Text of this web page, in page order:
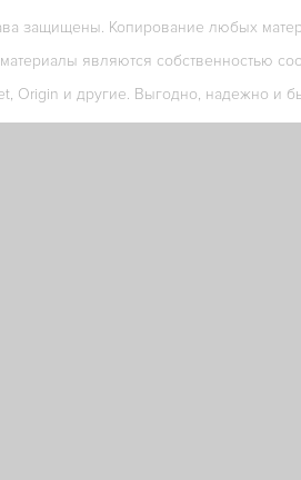
защищены. Копирование любых
являются собственностью
Origin и другие. Выгодно, надежно и